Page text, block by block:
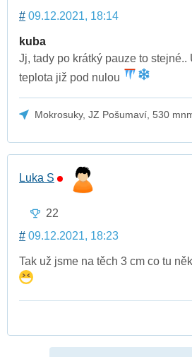
# 09.12.2021, 18:14
kuba
Jj, tady po krátký pauze to stejné..
teplota již pod nulou
Mokrosuky, JZ Pošumaví, 530
Luka S
22
# 09.12.2021, 18:23
Tak už jsme na těch 3 cm co tu